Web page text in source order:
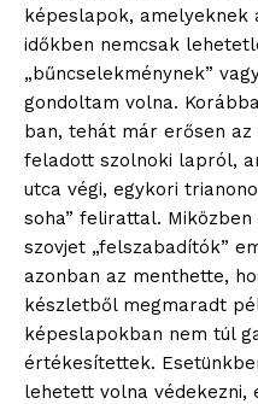
képeslapok, amelyeknek
időkben nemcsak
„bűncselekménynek”
gondoltam volna.
ban, tehát már erősen
feladott szolnoki lapról,
utca végi, egykori
soha” felirattal.
szovjet „felszabadítók”
azonban az menthette,
készletből megmaradt
képeslapokban nem túl
értékesítettek.
lehetett volna védekezni,